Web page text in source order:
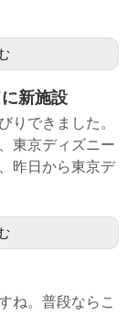
新施設
りできました。
東京ディズニー
昨日から東京デ
ね。普段ならこ